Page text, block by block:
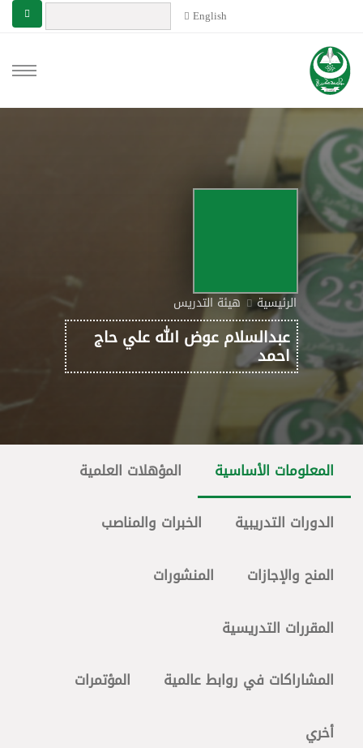
English
الرئيسية هيئة التدريس
عبدالسلام عوض الله علي حاج
احمد
المعلومات الأساسية المؤهلات العلمية
الدورات التدريبية الخبرات والمناصب
المنح والإجازات المنشورات
المقررات التدريسية
المشاراكات في روابط عالمية المؤتمرات
أخري